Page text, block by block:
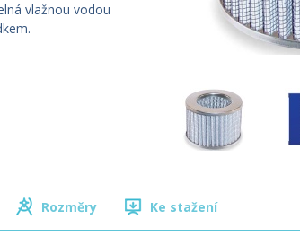
vlažnou vodou
Rozměry Ke stažení